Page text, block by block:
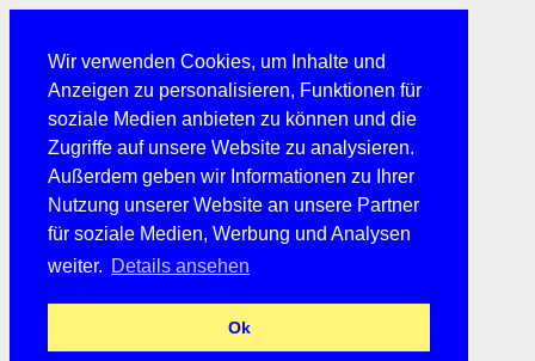
Wir verwenden Cookies, um Inhalte und
Anzeigen zu personalisieren, Funktionen für
soziale Medien anbieten zu können und die
Zugriffe auf unsere Website zu analysieren.
Außerdem geben wir Informationen zu Ihrer
Nutzung unserer Website an unsere Partner
für soziale Medien, Werbung und Analysen
weiter. Details ansehen
Ok